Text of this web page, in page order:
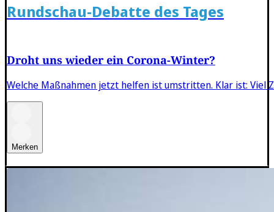
Rundschau-Debatte des Tages
Droht uns wieder ein Corona-Winter?
Welche Maßnahmen jetzt helfen ist umstritten. Klar ist: Viel
Merken